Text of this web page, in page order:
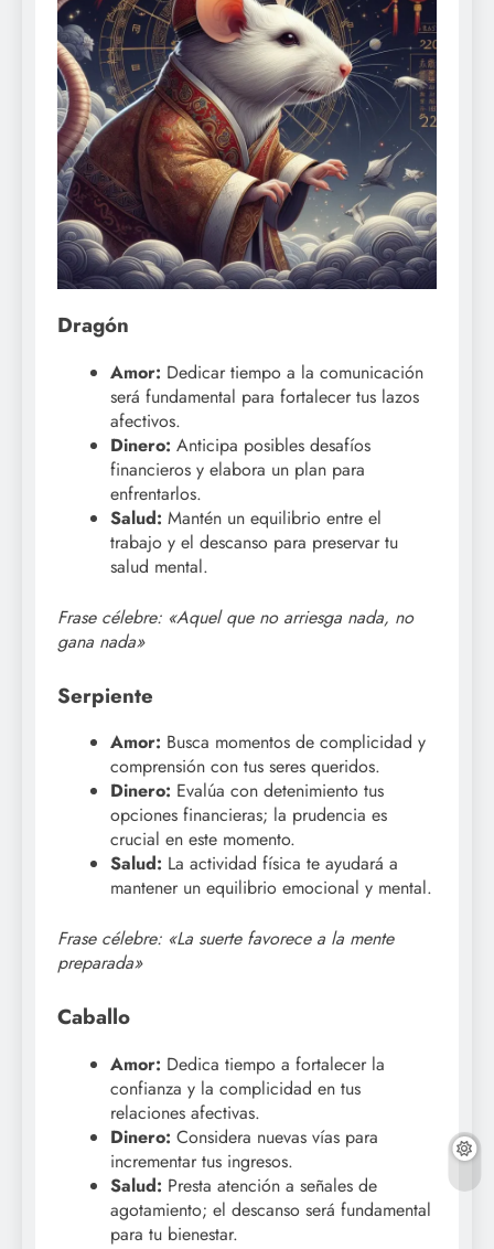
Dragón
Amor: Dedicar tiempo a la comunicación
será fundamental para fortalecer tus lazos
afectivos.
Dinero: Anticipa posibles desafíos
financieros y elabora un plan para
enfrentarlos.
Salud: Mantén un equilibrio entre el
trabajo y el descanso para preservar tu
salud mental.
Frase célebre: «Aquel que no arriesga nada, no
gana nada»
Serpiente
Amor: Busca momentos de complicidad y
comprensión con tus seres queridos.
Dinero: Evalúa con detenimiento tus
opciones financieras; la prudencia es
crucial en este momento.
Salud: La actividad física te ayudará a
mantener un equilibrio emocional y mental.
Frase célebre: «La suerte favorece a la mente
preparada»
Caballo
Amor: Dedica tiempo a fortalecer la
confianza y la complicidad en tus
relaciones afectivas.
Dinero: Considera nuevas vías para
incrementar tus ingresos.
Salud: Presta atención a señales de
agotamiento; el descanso será fundamental
para tu bienestar.